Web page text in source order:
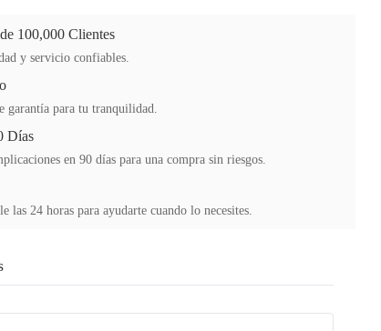
100,000 Clientes
y servicio confiables.
garantía para tu tranquilidad.
Días
en 90 días para una compra sin riesgos.
las 24 horas para ayudarte cuando lo necesites.